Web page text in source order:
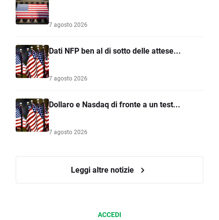
7 agosto 2026
Dati NFP ben al di sotto delle attese...
7 agosto 2026
Dollaro e Nasdaq di fronte a un test...
7 agosto 2026
Leggi altre notizie
ACCEDI